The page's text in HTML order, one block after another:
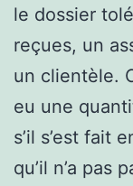
le dossier
reçues, un
un clientèle.
eu une
s’il s’est fait
qu’il n’a pas